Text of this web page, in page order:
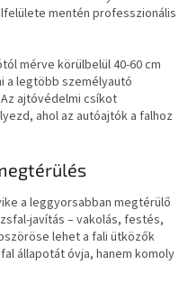
mentén professzionális
mérve körülbelül 40-60 cm
a legtöbb személyautó
ajtóvédelmi csíkot
ahol az autóajtók a falhoz
a leggyorsabban megtérülő
javítás – vakolás, festés,
lehet a fali ütközők
állapotát óvja, hanem komoly